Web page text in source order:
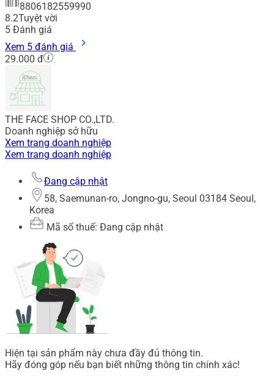
8806182559990
8.2Tuyệt vời
5 Đánh giá
Xem 5 đánh giá
29.000 đ
THE FACE SHOP CO.,LTD.
Doanh nghiệp sở hữu
Xem trang doanh nghiệp
Xem trang doanh nghiệp
Đang cập nhật
58, Saemunan-ro, Jongno-gu, Seoul 03184 Seoul,
Korea
Mã số thuế: Đang cập nhật
Hiện tại sản phẩm này chưa đầy đủ thông tin.
Hãy đóng góp nếu bạn biết những thông tin chính xác!